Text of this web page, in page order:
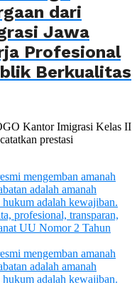
dari
Jawa
Profesional
Berkualitas
Kantor Imigrasi Kelas II
prestasi